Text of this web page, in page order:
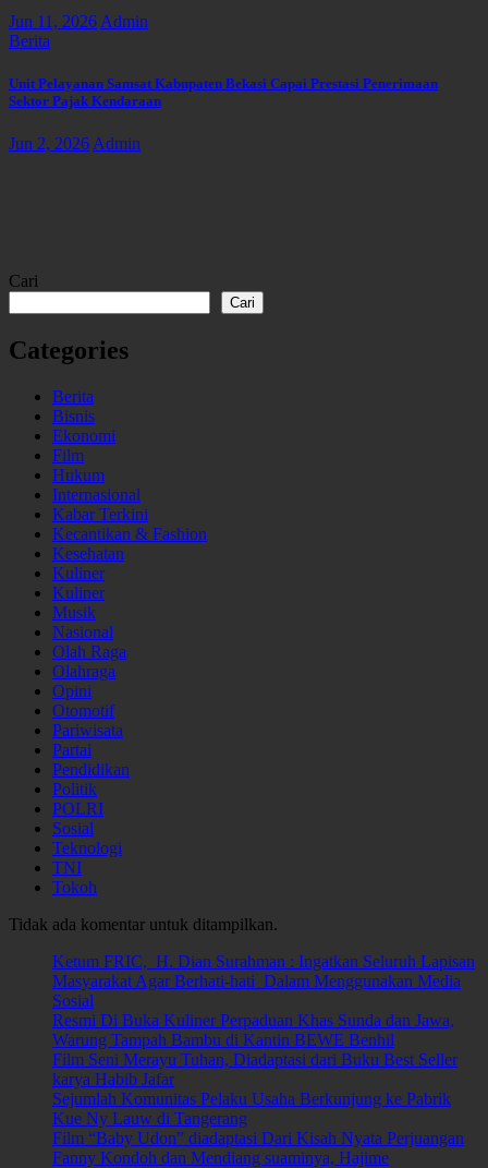
Jun 11, 2026 Admin
Berita
Unit Pelayanan Samsat Kabupaten Bekasi Capai Prestasi Penerimaan
Sektor Pajak Kendaraan
Jun 2, 2026 Admin
Cari
Cari
Categories
Berita
Bisnis
Ekonomi
Film
Hukum
Internasional
Kabar Terkini
Kecantikan & Fashion
Kesehatan
Kuliner
Kuliner
Musik
Nasional
Olah Raga
Olahraga
Opini
Otomotif
Pariwisata
Partai
Pendidikan
Politik
POLRI
Sosial
Teknologi
TNI
Tokoh
Tidak ada komentar untuk ditampilkan.
Ketum FRIC, H. Dian Surahman : Ingatkan Seluruh Lapisan
Masyarakat Agar Berhati-hati Dalam Menggunakan Media
Sosial
Resmi Di Buka Kuliner Perpaduan Khas Sunda dan Jawa,
Warung Tampah Bambu di Kantin BEWE Benhil
Film Seni Merayu Tuhan, Diadaptasi dari Buku Best Seller
karya Habib Jafar
Sejumlah Komunitas Pelaku Usaha Berkunjung ke Pabrik
Kue Ny Lauw di Tangerang
Film “Baby Udon” diadaptasi Dari Kisah Nyata Perjuangan
Fanny Kondoh dan Mendiang suaminya, Hajime